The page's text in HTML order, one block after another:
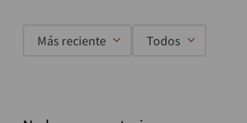
Más reciente Todos